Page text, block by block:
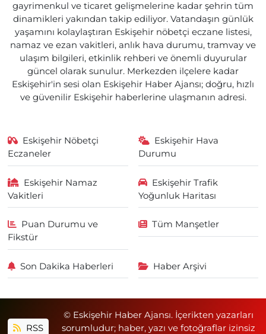
gayrimenkul ve ticaret gelişmelerine kadar şehrin tüm
dinamikleri yakından takip ediliyor. Vatandaşın günlük
yaşamını kolaylaştıran Eskişehir nöbetçi eczane listesi,
namaz ve ezan vakitleri, anlık hava durumu, tramvay ve
ulaşım bilgileri, etkinlik rehberi ve önemli duyurular
güncel olarak sunulur. Merkezden ilçelere kadar
Eskişehir'in sesi olan Eskişehir Haber Ajansı; doğru, hızlı
ve güvenilir Eskişehir haberlerine ulaşmanın adresi.
Eskişehir Nöbetçi
Eczaneler
Eskişehir Hava
Durumu
Eskişehir Namaz
Vakitleri
Eskişehir Trafik
Yoğunluk Haritası
Puan Durumu ve
Fikstür
Tüm Manşetler
Son Dakika Haberleri Haber Arşivi
RSS
© Eskişehir Haber Ajansı. İçerikten yazarları
sorumludur; haber, yazı ve fotoğraflar izinsiz